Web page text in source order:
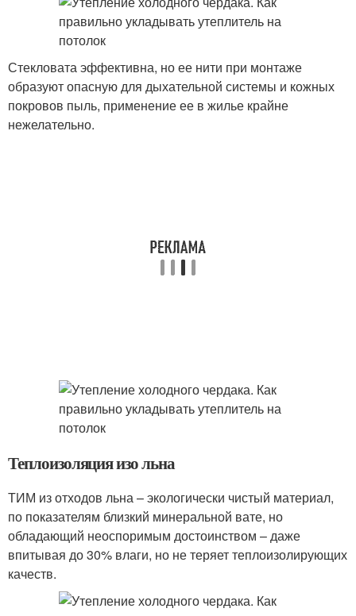
Стекловата эффективна, но ее нити при монтаже
образуют опасную для дыхательной системы и кожных
покровов пыль, применение ее в жилье крайне
нежелательно.
Теплоизоляция изо льна
ТИМ из отходов льна – экологически чистый материал,
по показателям близкий минеральной вате, но
обладающий неоспоримым достоинством – даже
впитывая до 30% влаги, но не теряет теплоизолирующих
качеств.